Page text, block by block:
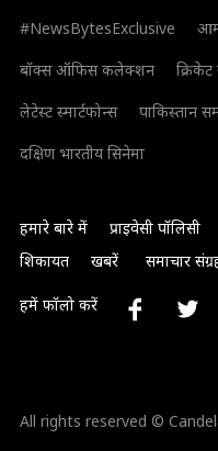
#NewsBytesExclusive
आम
बॉक्स ऑफिस कलेक्शन
क्रिकेट
लेटेस्ट स्मार्टफोन्स
पाकिस्तान
दक्षिण भारतीय सिनेमा
हमारे बारे में प्राइवेसी पॉलिसी
शिकायत
खबरें समाचार
हमें फॉलो करें
All rights reserved ©